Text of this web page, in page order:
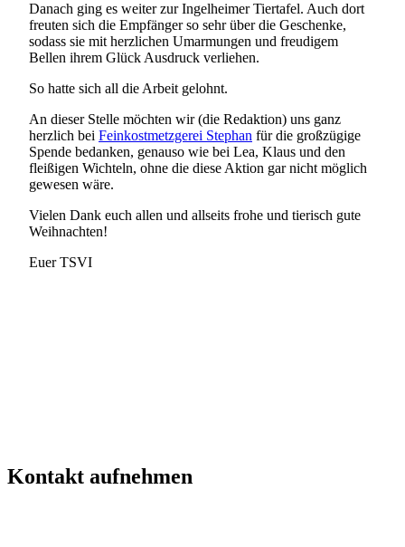
Danach ging es weiter zur Ingelheimer Tiertafel. Auch dort
freuten sich die Empfänger so sehr über die Geschenke,
sodass sie mit herzlichen Umarmungen und freudigem
Bellen ihrem Glück Ausdruck verliehen.
So hatte sich all die Arbeit gelohnt.
An dieser Stelle möchten wir (die Redaktion) uns ganz
herzlich bei Feinkostmetzgerei Stephan für die großzügige
Spende bedanken, genauso wie bei Lea, Klaus und den
fleißigen Wichteln, ohne die diese Aktion gar nicht möglich
gewesen wäre.
Vielen Dank euch allen und allseits frohe und tierisch gute
Weihnachten!
Euer TSVI
Kontakt aufnehmen